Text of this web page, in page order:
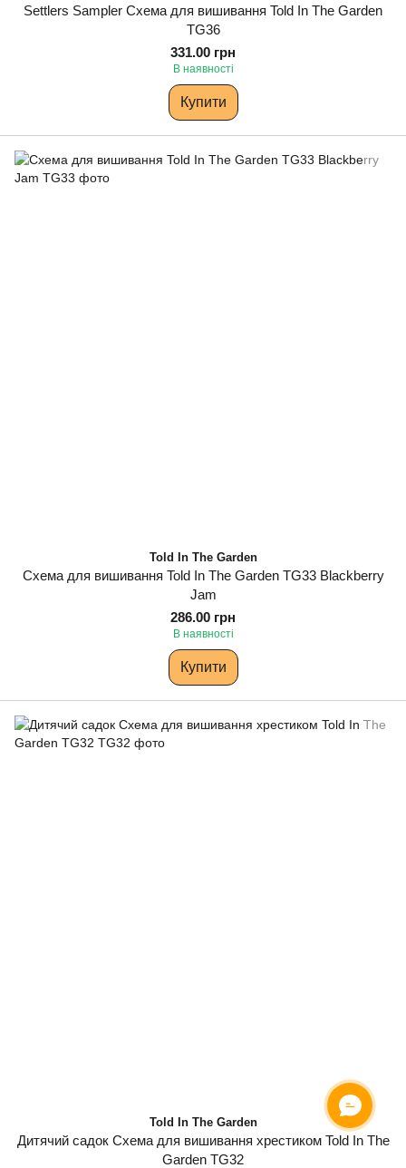
Settlers Sampler Схема для вишивання Told In The Garden
TG36
331.00 грн
В наявності
Купити
Told In The Garden
Схема для вишивання Told In The Garden TG33 Blackberry
Jam
286.00 грн
В наявності
Купити
Told In The Garden
Дитячий садок Схема для вишивання хрестиком Told In The
Garden TG32